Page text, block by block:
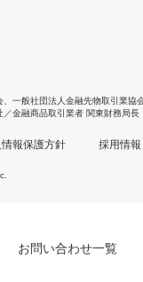
一般社団法人金融先物取引業協
／金融商品取引業者 関東財務局
報保護方針 採用情報
お問い合わせ一覧